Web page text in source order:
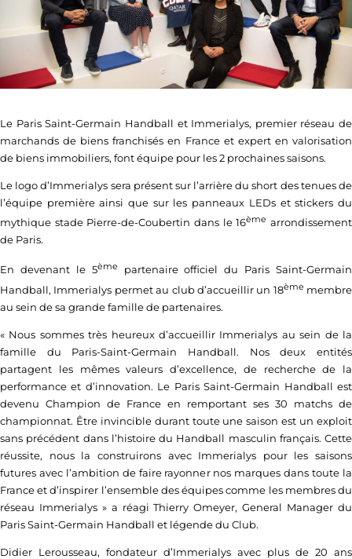
Le Paris Saint-Germain Handball et Immerialys, premier réseau de
marchands de biens franchisés en France et expert en valorisation
de biens immobiliers, font équipe pour les 2 prochaines saisons.
Le logo d’Immerialys sera présent sur l’arrière du short des tenues de
l’équipe première ainsi que sur les panneaux LEDs et stickers du
mythique stade Pierre-de-Coubertin dans le 16ème arrondissement
de Paris.
En devenant le 5ème
partenaire officiel du Paris Saint-Germain
Handball, Immerialys permet au club d’accueillir un 18ème membre
au sein de sa grande famille de partenaires.
« Nous sommes très heureux d’accueillir Immerialys au sein de la
famille du Paris-Saint-Germain Handball. Nos deux entités
partagent les mêmes valeurs d’excellence, de recherche de la
performance et d’innovation. Le Paris Saint-Germain Handball est
devenu Champion de France en remportant ses 30 matchs de
championnat. Être invincible durant toute une saison est un exploit
sans précédent dans l’histoire du Handball masculin français. Cette
réussite, nous la construirons avec Immerialys pour les saisons
futures avec l’ambition de faire rayonner nos marques dans toute la
France et d’inspirer l’ensemble des équipes comme les membres du
réseau Immerialys » a réagi Thierry Omeyer, General Manager du
Paris Saint-Germain Handball et légende du Club.
Didier Lerousseau, fondateur d’Immerialys avec plus de 20 ans